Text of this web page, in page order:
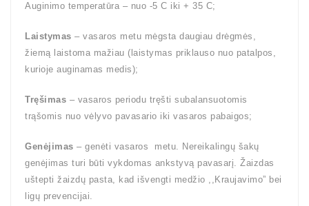
Auginimo temperatūra – nuo -5 C iki + 35 C;
Laistymas – vasaros metu mėgsta daugiau drėgmės,
žiemą laistoma mažiau (laistymas priklauso nuo patalpos,
kurioje auginamas medis);
Tręšimas – vasaros periodu tręšti subalansuotomis
trąšomis nuo vėlyvo pavasario iki vasaros pabaigos;
Genėjimas – genėti vasaros metu. Nereikalingų šakų
genėjimas turi būti vykdomas ankstyvą pavasarį. Žaizdas
uštepti žaizdų pasta, kad išvengti medžio ,,Kraujavimo” bei
ligų prevencijai.